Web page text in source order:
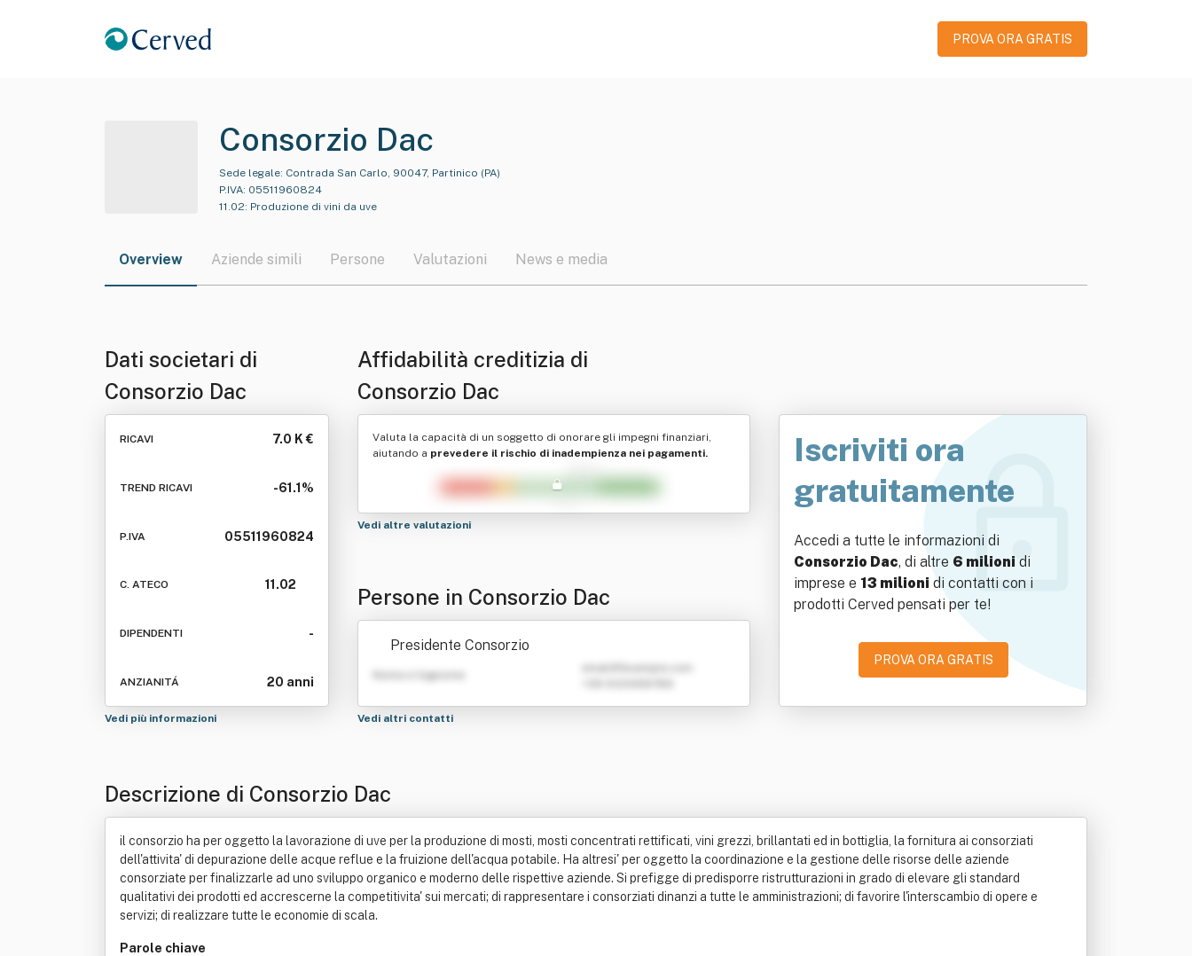
PROVA ORA GRATIS
Consorzio Dac
Sede legale: Contrada San Carlo, 90047, Partinico (PA)
P.IVA: 05511960824
11.02: Produzione di vini da uve
Overview Aziende simili Persone Valutazioni News e media
Dati societari di
Consorzio Dac
RICAVI 7.0 K €
TREND RICAVI -61.1%
P.IVA 05511960824
C. ATECO 11.02
DIPENDENTI -
ANZIANITÁ 20 anni
Vedi più informazioni
Affidabilità creditizia di
Consorzio Dac
Valuta la capacità di un soggetto di onorare gli impegni finanziari,
aiutando a prevedere il rischio di inadempienza nei pagamenti.
Vedi altre valutazioni
Persone in Consorzio Dac
Presidente Consorzio
Nome e Cognome
Vedi altri contatti
Iscriviti ora
gratuitamente
Accedi a tutte le informazioni di
Consorzio Dac, di altre 6 milioni di
imprese e 13 milioni di contatti con i
prodotti Cerved pensati per te!
PROVA ORA GRATIS
Descrizione di Consorzio Dac
il consorzio ha per oggetto la lavorazione di uve per la produzione di mosti, mosti concentrati rettificati, vini grezzi, brillantati ed in bottiglia, la fornitura ai consorziati
dell'attivita' di depurazione delle acque reflue e la fruizione dell'acqua potabile. Ha altresi' per oggetto la coordinazione e la gestione delle risorse delle aziende
consorziate per finalizzarle ad uno sviluppo organico e moderno delle rispettive aziende. Si prefigge di predisporre ristrutturazioni in grado di elevare gli standard
qualitativi dei prodotti ed accrescerne la competitivita' sui mercati; di rappresentare i consorziati dinanzi a tutte le amministrazioni; di favorire l'interscambio di opere e
servizi; di realizzare tutte le economie di scala.
Parole chiave